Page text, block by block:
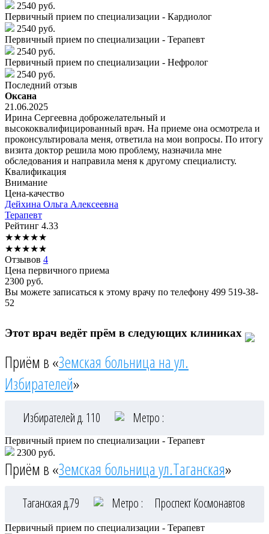
2540 руб.
Первичный прием по специализации - Кардиолог
2540 руб.
Первичный прием по специализации - Терапевт
2540 руб.
Первичный прием по специализации - Нефролог
2540 руб.
Последний отзыв
Оксана
21.06.2025
Ирина Сергеевна доброжелательный и
высококвалифицированный врач. На приеме она осмотрела и
проконсультировала меня, ответила на мои вопросы. По итогу
визита доктор решила мою проблему, назначила мне
обследования и направила меня к другому специалисту.
Квалификация
Внимание
Цена-качество
Дейхина Ольга Алексеевна
Терапевт
Рейтинг 4.33
★★★★★
★★★★★
Отзывов 4
Цена первичного приема
2300 руб.
Вы можете записаться к этому врачу по телефону 499 519-38-
52
Этот врач ведёт прём в следующих клиниках
Приём в «Земская больница на ул.
Избирателей»
Избирателей д. 110 Метро :
Первичный прием по специализации - Терапевт
2300 руб.
Приём в «Земская больница ул.Таганская»
Таганская д.79 Метро : Проспект Космонавтов
Первичный прием по специализации - Терапевт